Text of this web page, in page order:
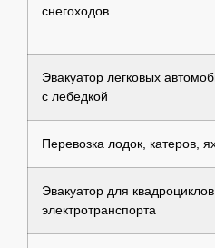
снегоходов
Эвакуатор легковых
с лебедкой
Перевозка лодок, катеров,
Эвакуатор для квадроциклов,
электротранспорта